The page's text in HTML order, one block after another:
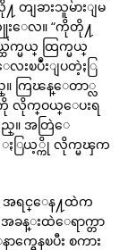
ျခားသူမ်ားျမ
ဘူးေလ။ “ကိုတို႔
က္မယ္ ထြက္မယ္
လးၿပဳံးျပတဲ့ႏြ
ည္။ ကြၽန္ေတာ္လ
ကို လိုက္ဝယ္ေပးရ
။ အတြဲေ
ႏြယ့္ကို လိုက္မၾက
း အရင္ေန႔ထဲက
န္းထဲေရာက္တာ
မွေနၿပီး စကား